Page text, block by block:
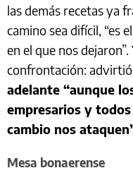
las demás recetas ya
camino sea difícil, “es
en el que nos
confrontación:
adelante “aunque
empresarios y
cambio nos
Mesa bonaerense